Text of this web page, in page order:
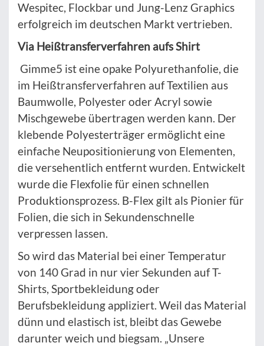
Wespitec, Flockbar und Jung-Lenz Graphics
erfolgreich im deutschen Markt vertrieben.
Via Heißtransferverfahren aufs Shirt
Gimme5 ist eine opake Polyurethanfolie, die
im Heißtransferverfahren auf Textilien aus
Baumwolle, Polyester oder Acryl sowie
Mischgewebe übertragen werden kann. Der
klebende Polyesterträger ermöglicht eine
einfache Neupositionierung von Elementen,
die versehentlich entfernt wurden. Entwickelt
wurde die Flexfolie für einen schnellen
Produktionsprozess. B-Flex gilt als Pionier für
Folien, die sich in Sekundenschnelle
verpressen lassen.
So wird das Material bei einer Temperatur
von 140 Grad in nur vier Sekunden auf T-
Shirts, Sportbekleidung oder
Berufsbekleidung appliziert. Weil das Material
dünn und elastisch ist, bleibt das Gewebe
darunter weich und biegsam. „Unsere